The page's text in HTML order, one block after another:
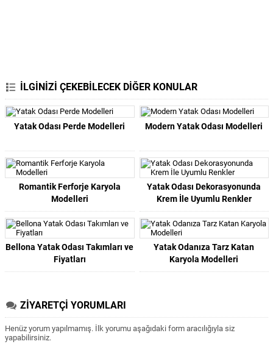
İLGİNİZİ ÇEKEBİLECEK DİĞER KONULAR
Yatak Odası Perde Modelleri Modern Yatak Odası Modelleri
Romantik Ferforje Karyola
Modelleri
Yatak Odası Dekorasyonunda
Krem İle Uyumlu Renkler
Bellona Yatak Odası Takımları ve
Fiyatları
Yatak Odanıza Tarz Katan
Karyola Modelleri
ZİYARETÇİ YORUMLARI
Henüz yorum yapılmamış. İlk yorumu aşağıdaki form aracılığıyla siz
yapabilirsiniz.